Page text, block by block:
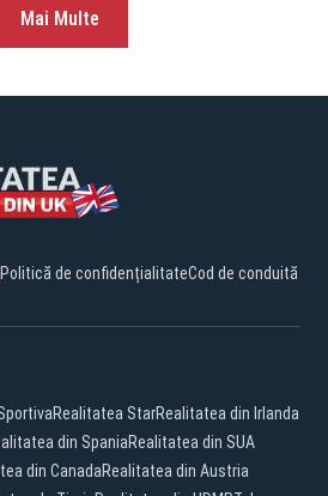
Mai Multe
Politică de confidențialitateCod de conduită
Realitatea StarRealitatea din Irlanda
din SpaniaRealitatea din SUA
din CanadaRealitatea din Austria